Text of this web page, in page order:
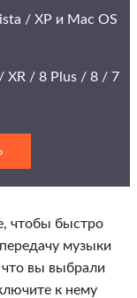
/ XP и Mac OS
XR / 8 Plus / 8 / 7
чтобы быстро
музыки
вы выбрали
к нему